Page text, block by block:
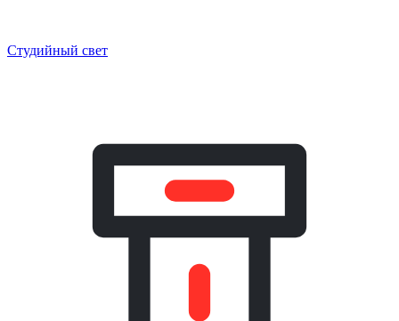
Студийный свет